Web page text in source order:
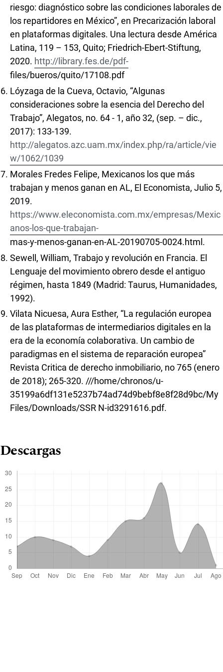
riesgo: diagnóstico sobre las condiciones laborales de
los repartidores en México”, en Precarización laboral
en plataformas digitales. Una lectura desde América
Latina, 119 – 153, Quito; Friedrich-Ebert-Stiftung,
2020. http://library.fes.de/pdf-
files/bueros/quito/17108.pdf
Lóyzaga de la Cueva, Octavio, “Algunas
consideraciones sobre la esencia del Derecho del
Trabajo”, Alegatos, no. 64 - 1, año 32, (sep. – dic.,
2017): 133-139.
http://alegatos.azc.uam.mx/index.php/ra/article/vie
w/1062/1039
Morales Fredes Felipe, Mexicanos los que más
trabajan y menos ganan en AL, El Economista, Julio 5,
2019.
https://www.eleconomista.com.mx/empresas/Mexic
anos-los-que-trabajan-
mas-y-menos-ganan-en-AL-20190705-0024.html.
Sewell, William, Trabajo y revolución en Francia. El
Lenguaje del movimiento obrero desde el antiguo
régimen, hasta 1849 (Madrid: Taurus, Humanidades,
1992).
Vilata Nicuesa, Aura Esther, “La regulación europea
de las plataformas de intermediarios digitales en la
era de la economía colaborativa. Un cambio de
paradigmas en el sistema de reparación europea”
Revista Critica de derecho inmobiliario, no 765 (enero
de 2018); 265-320. ///home/chronos/u-
35199a6df131e5237b74ad74d9bebf8e8f28d9bc/My
Files/Downloads/SSR N-id3291616.pdf.
Descargas